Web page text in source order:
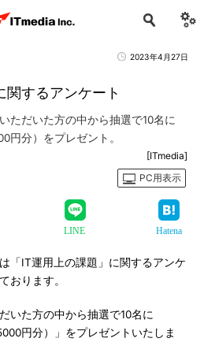
2023年4月27日
関するアンケート
ただいた方の中から抽選で10名に
円分）をプレゼント。
[ITmedia]
PC用表示
LINE Hatena
「IT運用上の課題」に関するアンケ
おります。
いた方の中から抽選で10名に
円分）」をプレゼントいたしま